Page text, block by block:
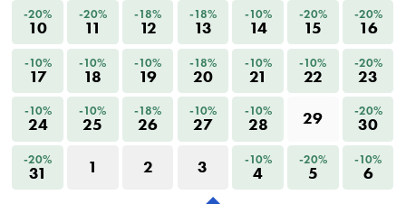
-20%
10
-20%
11
-18%
12
-18%
13
-10%
14
-20%
15
-20%
16
-10%
17
-10%
18
-10%
19
-18%
20
-10%
21
-10%
22
-20%
23
-10%
24
-10%
25
-18%
26
-10%
27
-10%
28 29 -20%
30
-20%
31 1 2 3 -10%
4
-20%
5
-10%
6